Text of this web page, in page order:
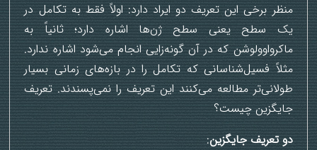
منظر برخی این تعریف دو ایراد دارد: اولاً فقط به تکامل در
یک سطح یعنی سطح ژن‌ها اشاره دارد؛ ثانیاً به
ماکرواوولوشن که در آن گونه‌زایی انجام می‌شود اشاره ندارد.
مثلاً فسیل‌شناسانی که تکامل را در بازه‌های زمانی بسیار
طولانی‌تر مطالعه می‌کنند این تعریف را نمی‌پسندند. تعریف
جایگزین چیست؟
دو تعریف جایگزین: